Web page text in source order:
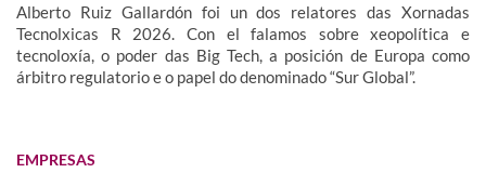
Alberto Ruiz Gallardón foi un dos relatores das Xornadas
Tecnolxicas R 2026. Con el falamos sobre xeopolítica e
tecnoloxía, o poder das Big Tech, a posición de Europa como
árbitro regulatorio e o papel do denominado “Sur Global”.
EMPRESAS